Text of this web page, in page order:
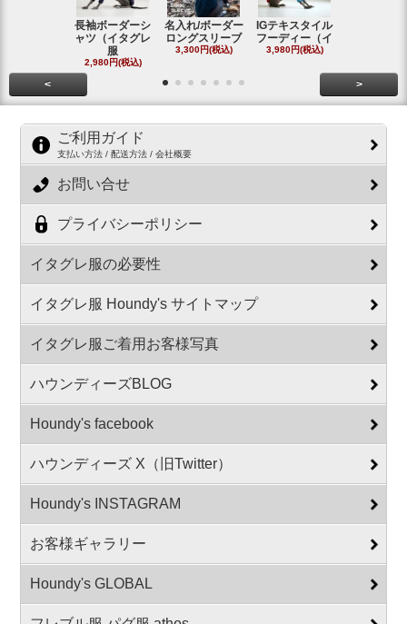
長袖ボーダーシ
ャツ（イタグレ
服
2,980円(税込)
名入れ/ボーダー
ロングスリーブ
3,300円(税込)
IGテキスタイル
フーディー（イ
3,980円(税込)
< >
ご利用ガイド
支払い方法 / 配送方法 / 会社概要
お問い合せ
プライバシーポリシー
イタグレ服の必要性
イタグレ服 Houndy's サイトマップ
イタグレ服ご着用お客様写真
ハウンディーズBLOG
Houndy's facebook
ハウンディーズ X（旧Twitter）
Houndy's INSTAGRAM
お客様ギャラリー
Houndy's GLOBAL